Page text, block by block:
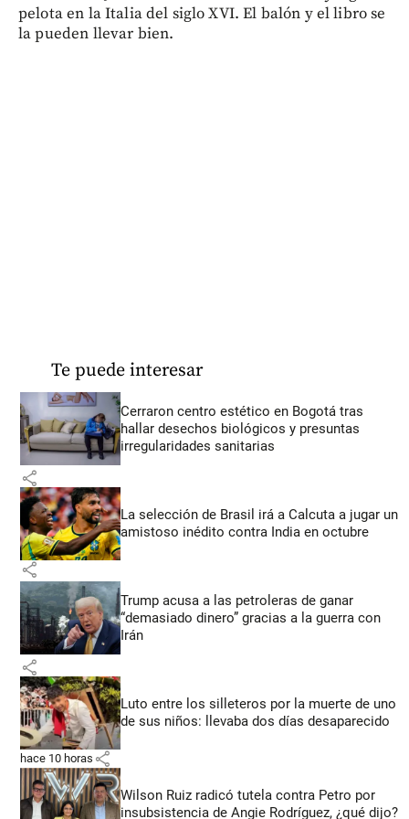
pelota en la Italia del siglo XVI. El balón y el libro se
la pueden llevar bien.
Te puede interesar
Cerraron centro estético en Bogotá tras
hallar desechos biológicos y presuntas
irregularidades sanitarias
share
La selección de Brasil irá a Calcuta a jugar un
amistoso inédito contra India en octubre
share
Trump acusa a las petroleras de ganar
“demasiado dinero” gracias a la guerra con
Irán
share
Luto entre los silleteros por la muerte de uno
de sus niños: llevaba dos días desaparecido
hace 10 horas share
Wilson Ruiz radicó tutela contra Petro por
insubsistencia de Angie Rodríguez, ¿qué dijo?